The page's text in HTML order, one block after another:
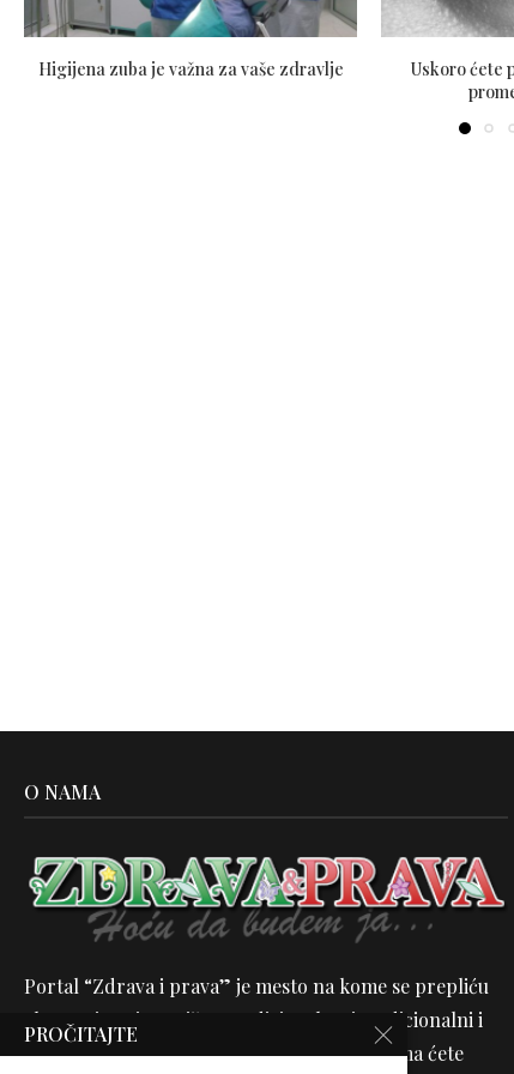
Higijena zuba je važna za vaše zdravlje
Uskoro ćete
O NAMA
Portal “Zdrava i prava” je mesto na kome se prepliću
alternativna i zvanična medicina, kao i tradicionalni i
moderni načini nege tela, lica i duha. Sa nama ćete
PROČITAJTE